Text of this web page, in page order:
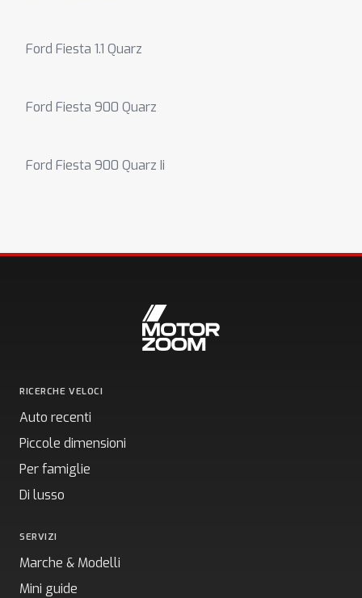
Ford Fiesta 1.1 Quarz
Ford Fiesta 900 Quarz
Ford Fiesta 900 Quarz Ii
RICERCHE VELOCI
Auto recenti
Piccole dimensioni
Per famiglie
Di lusso
SERVIZI
Marche & Modelli
Mini guide